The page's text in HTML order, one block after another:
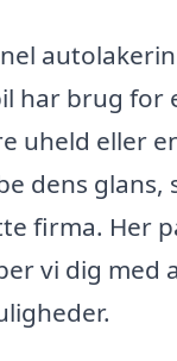
har brug for
uheld eller
dens glans,
firma. Her
vi dig med